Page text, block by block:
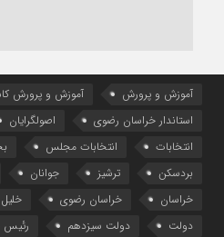
آموزش و پرورش آموزش و پرورش
استاندار خراسان رضوی
اصولگرایان
انتخابات
انتخابات مجلس
بردسکن
ترشیز جوانان
خراسان
خراسان رضوی خلیل
دولت
دولت سیزدهم رئیس